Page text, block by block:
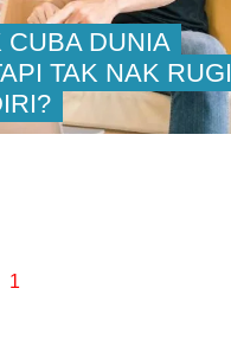
CUBA DUNIA
TAK NAK RUGI
1